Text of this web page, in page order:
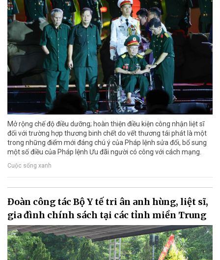
Mở rộng chế độ điều dưỡng; hoàn thiện điều kiện công nhận liệt sĩ
đối với trường hợp thương binh chết do vết thương tái phát là một
trong những điểm mới đáng chú ý của Pháp lệnh sửa đổi, bổ sung
một số điều của Pháp lệnh Ưu đãi người có công với cách mạng.
Cuộc sống xanh
Đoàn công tác Bộ Y tế tri ân anh hùng, liệt sĩ,
gia đình chính sách tại các tỉnh miền Trung